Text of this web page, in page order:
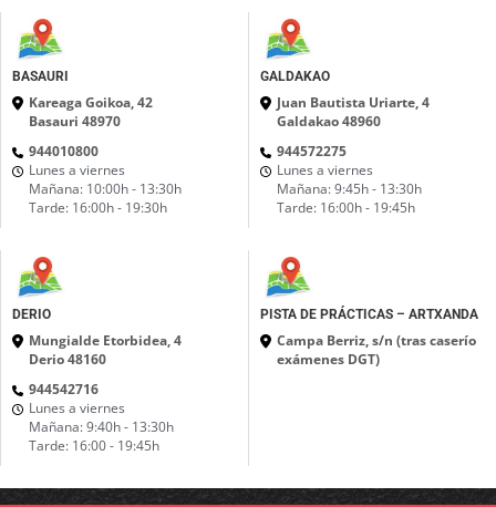
BASAURI
Kareaga Goikoa, 42
Basauri 48970
944010800
Lunes a viernes
Mañana: 10:00h - 13:30h
Tarde: 16:00h - 19:30h
GALDAKAO
Juan Bautista Uriarte, 4
Galdakao 48960
944572275
Lunes a viernes
Mañana: 9:45h - 13:30h
Tarde: 16:00h - 19:45h
DERIO
Mungialde Etorbidea, 4
Derio 48160
944542716
Lunes a viernes
Mañana: 9:40h - 13:30h
Tarde: 16:00 - 19:45h
PISTA DE PRÁCTICAS – ARTXANDA
Campa Berriz, s/n (tras caserío
exámenes DGT)